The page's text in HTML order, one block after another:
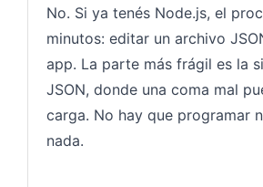
No. Si ya tenés Node.js, el
minutos: editar un archivo
app. La parte más frágil es la
JSON, donde una coma mal
carga. No hay que programar
nada.